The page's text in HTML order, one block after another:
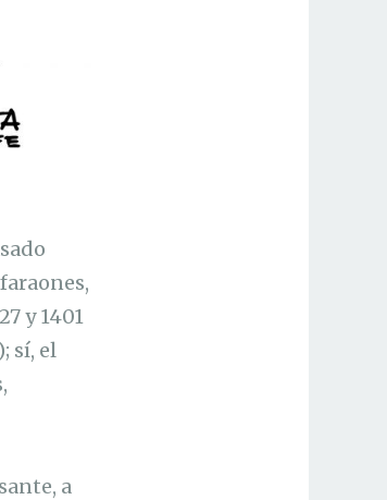
y 1401
sí, el
a